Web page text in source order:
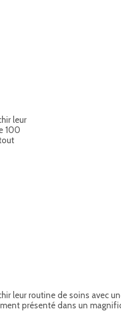
leur
100
leur routine de soins avec
présenté dans un